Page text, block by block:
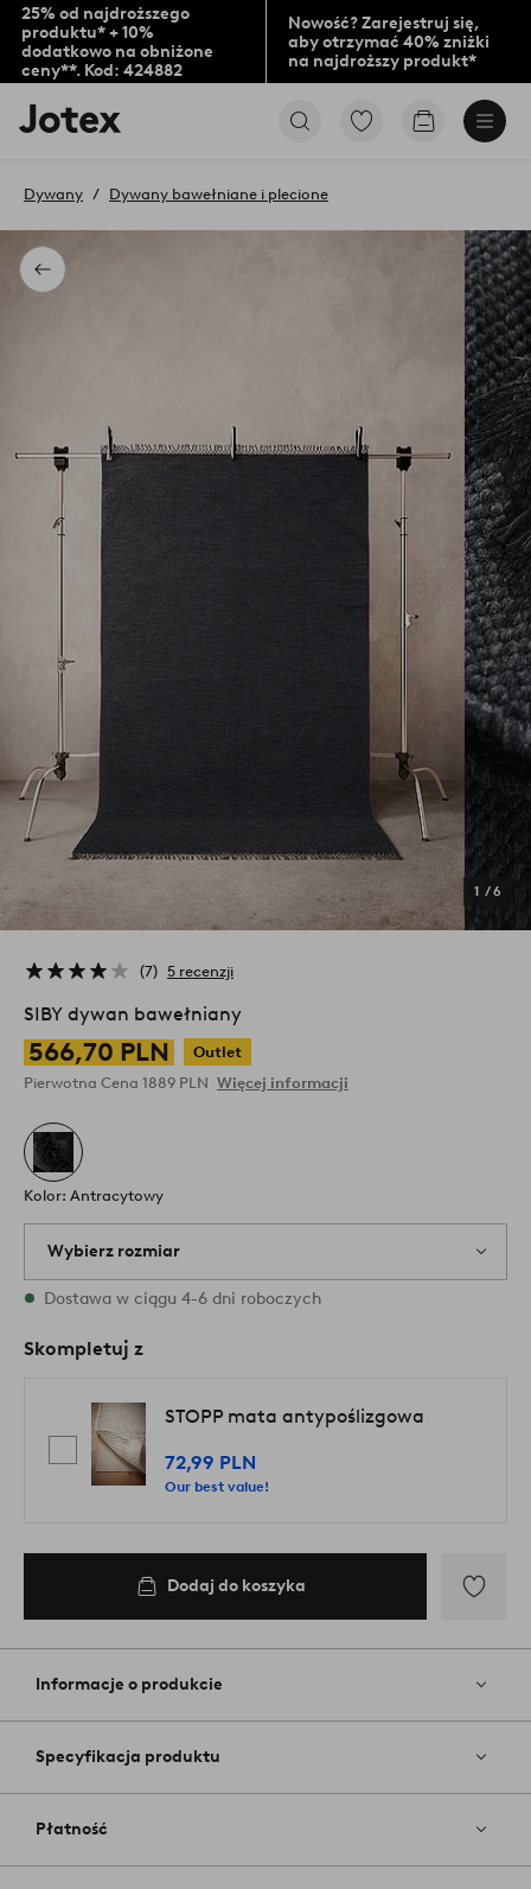
25% od najdroższego
produktu* + 10%
dodatkowo na obniżone
ceny**. Kod: 424882
Nowość? Zarejestruj się,
aby otrzymać 40% zniżki
na najdroższy produkt*
Logo
Jotex
na
stronę
PrzejdźPrzejdź
Powrót
Dywany Dywany bawełniane i plecione
1 /6
7 5 recenzji
SIBY dywan bawełniany
566,70 PLN
Outlet
Pierwotna Cena 1889 PLN Więcej informacji
Kolor: Antracytowy
Wybierz rozmiar
1 rozmiary są dostępne w magazynie
Dostawa w ciągu 4-6 dni roboczych
Skompletuj z
STOPP mata antypoślizgowa
72,99 PLN
Our best value!
Dodaj do koszyka
do
Informacje o produkcie
Specyfikacja produktu
Płatność